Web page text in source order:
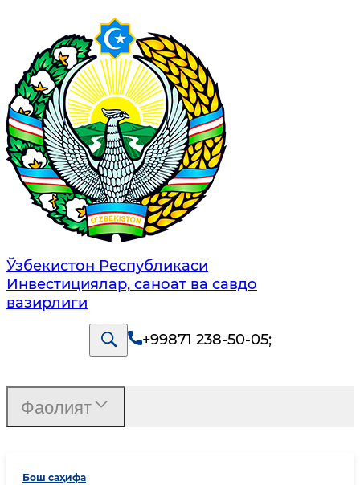
Ўзбекистон Республикаси
Инвестициялар, саноат ва савдо
вазирлиги
+99871 238-50-05;
Бош саҳифа
Фаолият